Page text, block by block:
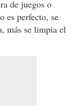
de juegos o
es perfecto, se
más se limpia el